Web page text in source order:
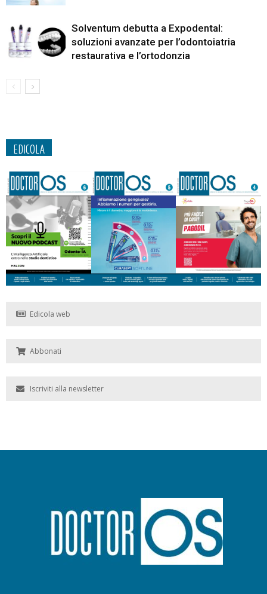
Solventum debutta a Expodental:
soluzioni avanzate per l’odontoiatria
restaurativa e l’ortodonzia
EDICOLA
Edicola web
Abbonati
Iscriviti alla newsletter